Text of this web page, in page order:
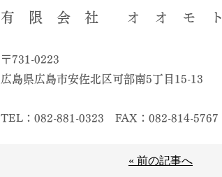
有 限 会 社 オ オ モ ト
〒731-0223
広島県広島市安佐北区可部南5丁目15-13
TEL：082-881-0323 FAX：082-814-5767
« 前の記事へ